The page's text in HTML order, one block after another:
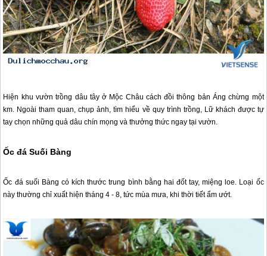
Hiện khu vườn trồng dâu tây ở Mộc Châu cách đồi thông bản Áng chừng một
km. Ngoài tham quan, chụp ảnh, tìm hiểu về quy trình trồng, Lữ khách được tự
tay chọn những quả dâu chín mọng và thưởng thức ngay tại vườn.
Ốc đá Suối Bàng
Ốc đá suối Bàng có kích thước trung bình bằng hai đốt tay, miệng loe. Loại ốc
này thường chỉ xuất hiện tháng 4 - 8, tức mùa mưa, khi thời tiết ẩm ướt.